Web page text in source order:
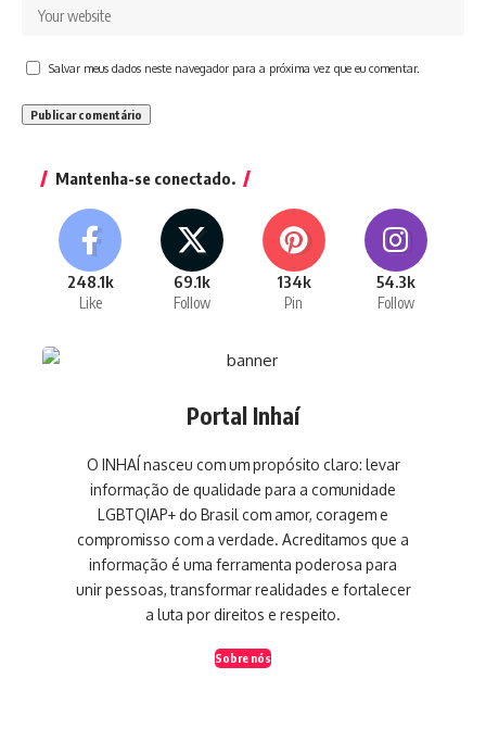
Salvar meus dados neste navegador para a próxima vez que eu comentar.
Mantenha-se conectado.
248.1k
Like
69.1k
Follow
134k
Pin
54.3k
Follow
Portal Inhaí
O INHAÍ nasceu com um propósito claro: levar
informação de qualidade para a comunidade
LGBTQIAP+ do Brasil com amor, coragem e
compromisso com a verdade. Acreditamos que a
informação é uma ferramenta poderosa para
unir pessoas, transformar realidades e fortalecer
a luta por direitos e respeito.
Sobre nós